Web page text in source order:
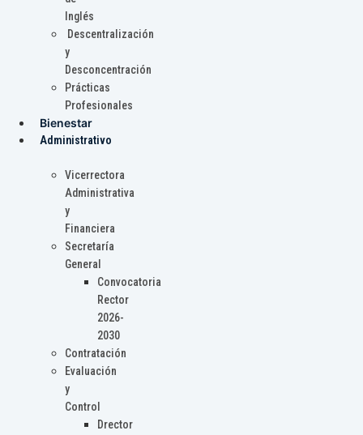
Inglés
Descentralización
y
Desconcentración
Prácticas
Profesionales
Bienestar
Administrativo
Vicerrectora
Administrativa
y
Financiera
Secretaría
General
Convocatoria
Rector
2026-
2030
Contratación
Evaluación
y
Control
Drector